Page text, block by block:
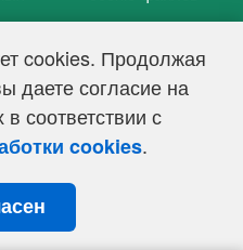
cookies. Продолжая
даете согласие на
соответствии с
cookies.
г.
Эл № ФС 77-39848, выдано
в сфере связи,
коммуникаций